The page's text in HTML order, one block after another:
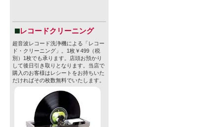
レコードクリーニング
超音波レコード洗浄機による「レコー
ド・クリーニング」。1枚￥499（税
別）1枚でも承ります。店頭お預かり
して後日引き取りとなります。当店で
購入のお客様はレシートをお持ちいた
だければその枚数無料でいたします。